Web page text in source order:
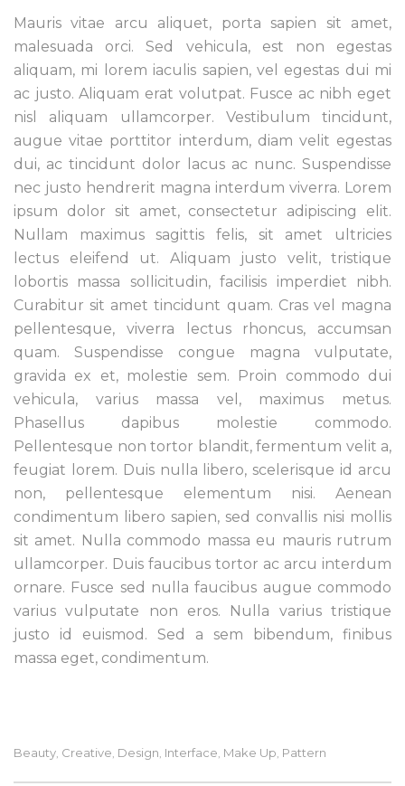
Mauris vitae arcu aliquet, porta sapien sit amet,
malesuada orci. Sed vehicula, est non egestas
aliquam, mi lorem iaculis sapien, vel egestas dui mi
ac justo. Aliquam erat volutpat. Fusce ac nibh eget
nisl aliquam ullamcorper. Vestibulum tincidunt,
augue vitae porttitor interdum, diam velit egestas
dui, ac tincidunt dolor lacus ac nunc. Suspendisse
nec justo hendrerit magna interdum viverra. Lorem
ipsum dolor sit amet, consectetur adipiscing elit.
Nullam maximus sagittis felis, sit amet ultricies
lectus eleifend ut. Aliquam justo velit, tristique
lobortis massa sollicitudin, facilisis imperdiet nibh.
Curabitur sit amet tincidunt quam. Cras vel magna
pellentesque, viverra lectus rhoncus, accumsan
quam. Suspendisse congue magna vulputate,
gravida ex et, molestie sem. Proin commodo dui
vehicula, varius massa vel, maximus metus.
Phasellus dapibus molestie commodo.
Pellentesque non tortor blandit, fermentum velit a,
feugiat lorem. Duis nulla libero, scelerisque id arcu
non, pellentesque elementum nisi. Aenean
condimentum libero sapien, sed convallis nisi mollis
sit amet. Nulla commodo massa eu mauris rutrum
ullamcorper. Duis faucibus tortor ac arcu interdum
ornare. Fusce sed nulla faucibus augue commodo
varius vulputate non eros. Nulla varius tristique
justo id euismod. Sed a sem bibendum, finibus
massa eget, condimentum.
Beauty, Creative, Design, Interface, Make Up, Pattern